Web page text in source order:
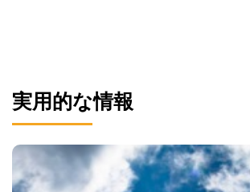
実用的な情報